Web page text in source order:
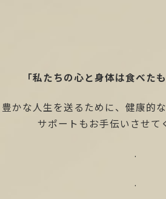
「私たちの心と身体は食べた
豊かな人生を送るために、健康的
サポートもお手伝いさせて
.
.